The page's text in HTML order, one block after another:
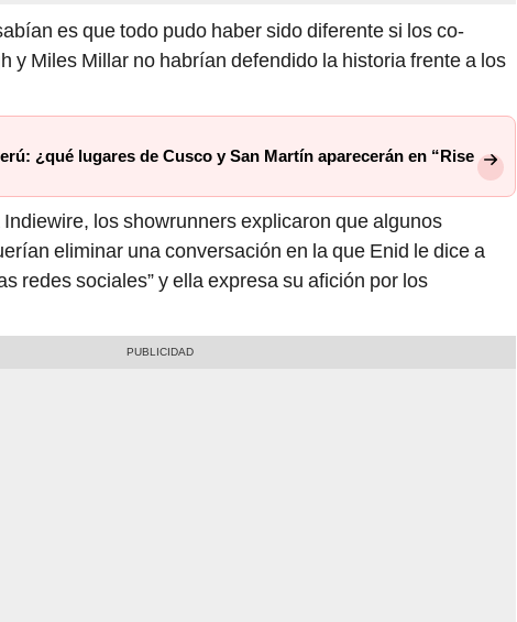
es que todo pudo haber sido diferente si los co-
y Miles Millar no habrían defendido la historia frente a los
¿qué lugares de Cusco y San Martín aparecerán en “Rise
los showrunners explicaron que algunos
eliminar una conversación en la que Enid le dice a
redes sociales” y ella expresa su afición por los